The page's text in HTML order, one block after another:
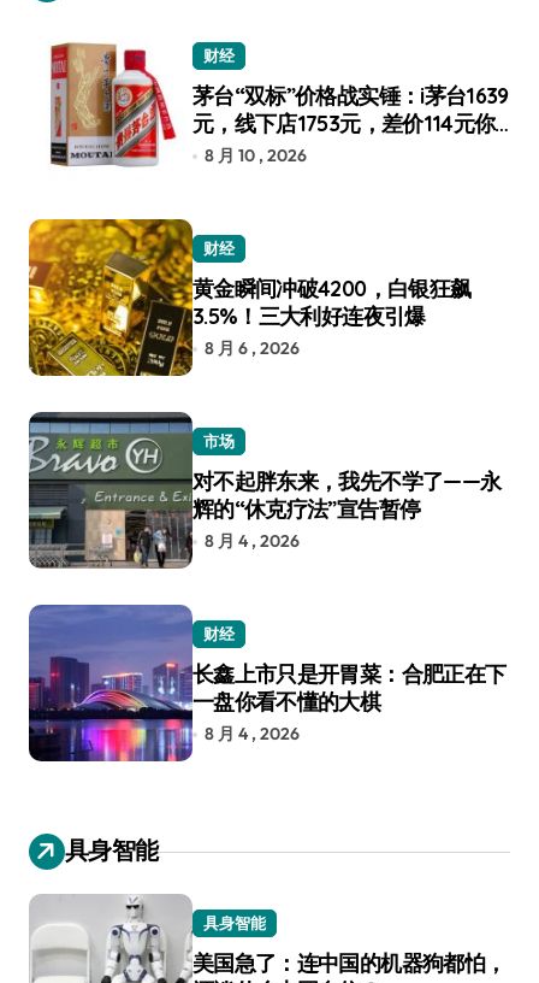
财经
茅台“双标”价格战实锤：i茅台1639
元，线下店1753元，差价114元你
选谁？
8 月 10 , 2026
财经
黄金瞬间冲破4200，白银狂飙
3.5%！三大利好连夜引爆
8 月 6 , 2026
市场
对不起胖东来，我先不学了——永
辉的“休克疗法”宣告暂停
8 月 4 , 2026
财经
长鑫上市只是开胃菜：合肥正在下
一盘你看不懂的大棋
8 月 4 , 2026
具身智能
具身智能
美国急了：连中国的机器狗都怕，